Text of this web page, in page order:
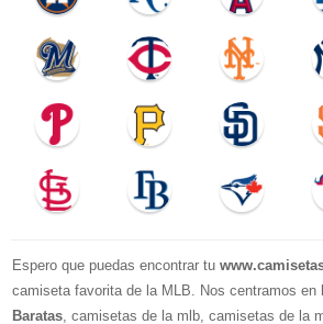
Espero que puedas encontrar tu
camiseta favorita de la MLB. Nos centramos en
Baratas , camisetas de la mlb, camisetas de la